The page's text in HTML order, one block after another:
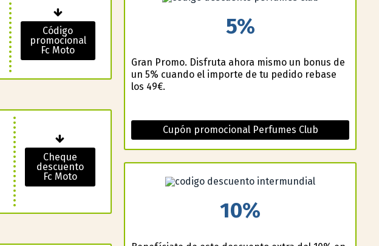
Código
promocional
Fc Moto
Cheque
descuento
Fc Moto
5%
Gran Promo. Disfruta ahora mismo un bonus de
un 5% cuando el importe de tu pedido rebase
los 49€.
Cupón promocional Perfumes Club
10%